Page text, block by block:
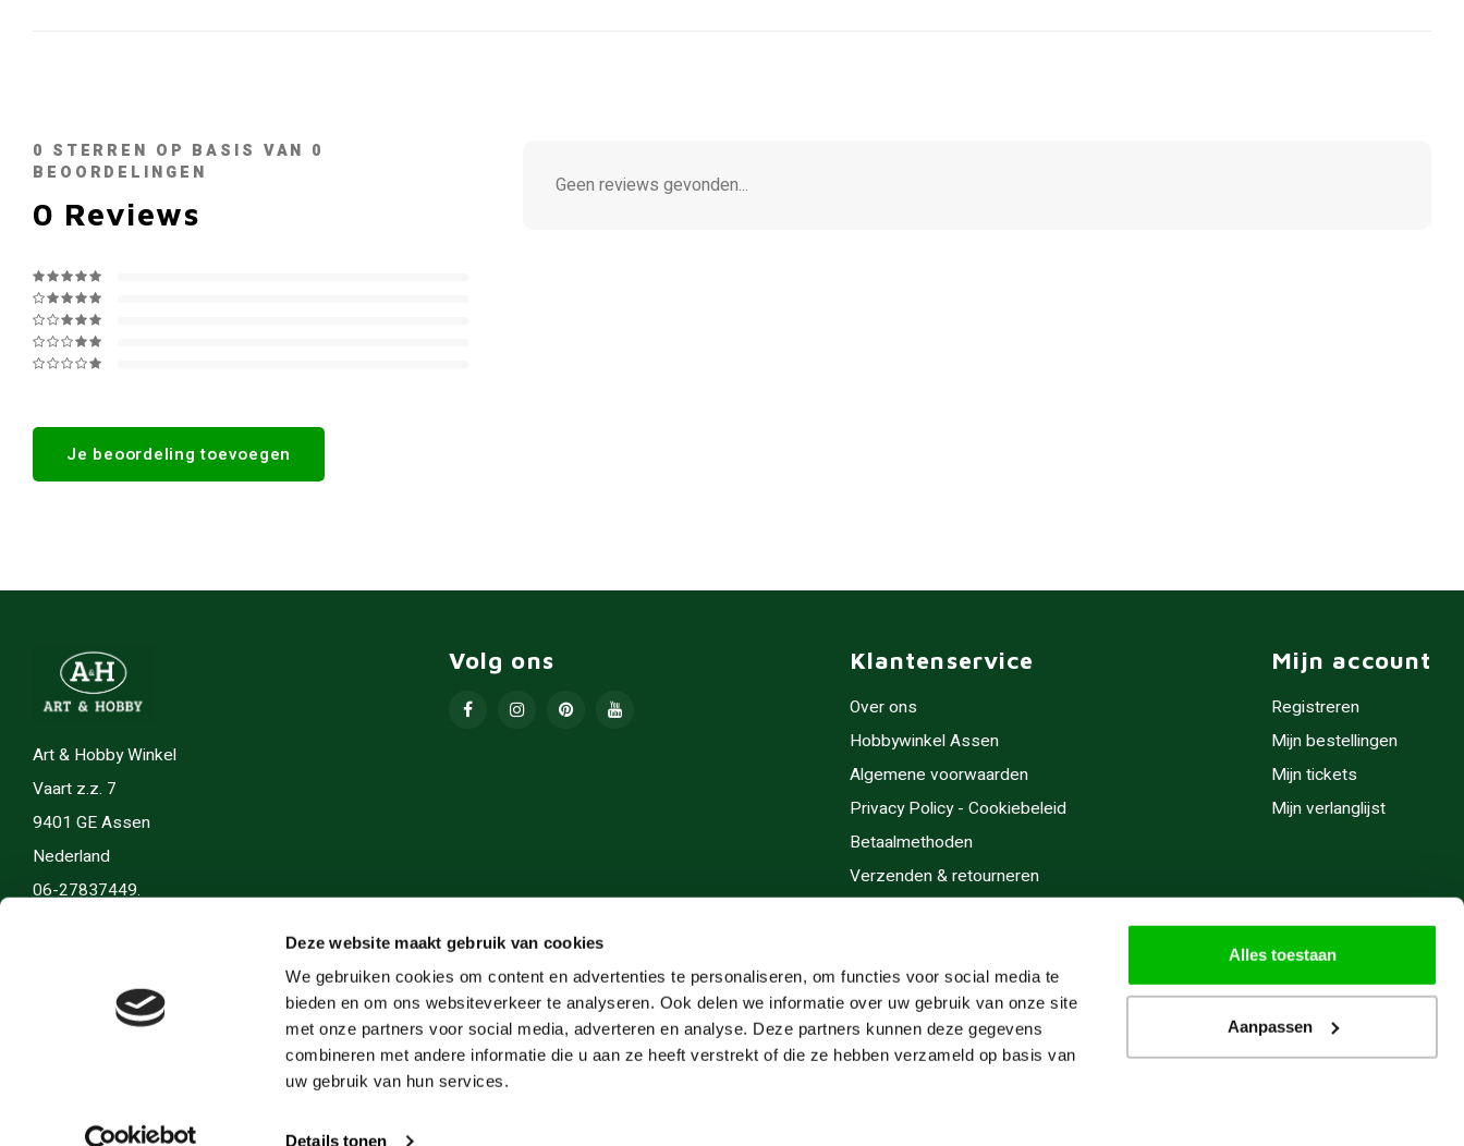
Deze website maakt gebruik van cookies
We gebruiken cookies om content en advertenties te personaliseren, om functies voor social media te
bieden en om ons websiteverkeer te analyseren. Ook delen we informatie over uw gebruik van onze site
met onze partners voor social media, adverteren en analyse. Deze partners kunnen deze gegevens
combineren met andere informatie die u aan ze heeft verstrekt of die ze hebben verzameld op basis van
uw gebruik van hun services.
Details tonen
Alles toestaan
Aanpassen
0 STERREN OP BASIS VAN 0
BEOORDELINGEN
0 Reviews
Je beoordeling toevoegen
Geen reviews gevonden...
Art & Hobby Winkel
Vaart z.z. 7
9401 GE Assen
Nederland
06-27837449.
Volg ons Klantenservice
Over ons
Hobbywinkel Assen
Algemene voorwaarden
Privacy Policy - Cookiebeleid
Betaalmethoden
Verzenden & retourneren
Cadeaubonnen
Inlijsten
Servicegebieden
Mijn account
Registreren
Mijn bestellingen
Mijn tickets
Mijn verlanglijst